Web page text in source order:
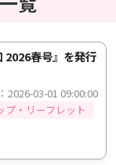
2026春号』を発行
2026-03-01 09:00:00
プ・リーフレット